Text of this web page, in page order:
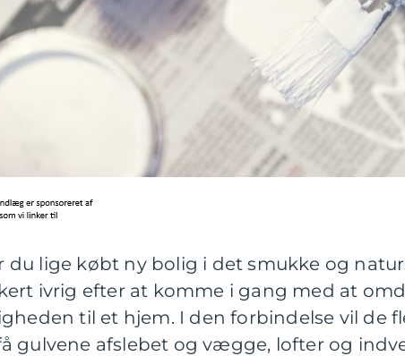
du lige købt ny bolig i det smukke og
ivrig efter at komme i gang med at
til et hjem. I den forbindelse vil de
gulvene afslebet og vægge, lofter og